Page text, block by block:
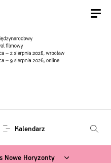
Kalendarz
Nowe Horyzonty